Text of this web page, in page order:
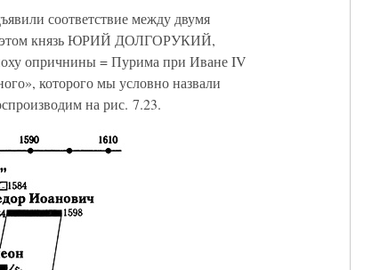
соответствие между двумя
этом князь ЮРИЙ ДОЛГОРУКИЙ,
опричнины = Пурима при Иване IV
которого мы условно назвали
на рис. 7.23.